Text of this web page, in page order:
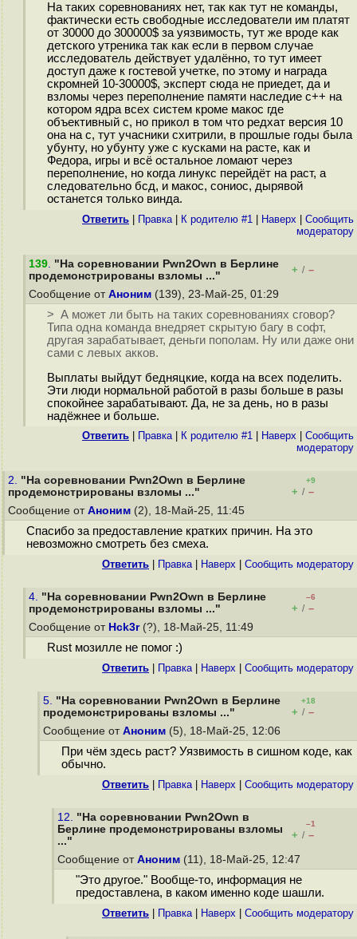
На таких соревнованиях нет, так как тут не команды,
фактически есть свободные исследователи им платят
от 30000 до 300000$ за уязвимость, тут же вроде как
детского утреника так как если в первом случае
исследователь действует удалённо, то тут имеет
доступ даже к гостевой учетке, по этому и награда
скромней 10-30000$, эксперт сюда не приедет, да и
взломы через переполнение памяти наследие с++ на
котором ядра всех систем кроме макос где
объективный с, но прикол в том что редхат версия 10
она на с, тут учасники схитрили, в прошлые годы была
убунту, но убунту уже с кусками на расте, как и
Федора, игры и всё остальное ломают через
переполнение, но когда линукс перейдёт на раст, а
следовательно бсд, и макос, сониос, дырявой
останется только винда.
Ответить Правка| К родителю #1 Наверх
Cообщить
модератору
139. "На соревновании Pwn2Own в Берлине
продемонстрированы взломы ..."
+ / –
Сообщение от Аноним (139), 23-Май-25, 01:29
> А может ли быть на таких соревнованиях сговор?
Типа одна команда внедряет скрытую багу в софт,
другая зарабатывает, деньги пополам. Ну или даже они
сами с левых акков.
Выплаты выйдут бедняцкие, когда на всех поделить.
Эти люди нормальной работой в разы больше в разы
спокойнее зарабатывают. Да, не за день, но в разы
надёжнее и больше.
Ответить Правка| К родителю #1 Наверх
Cообщить
модератору
2. "На соревновании Pwn2Own в Берлине
продемонстрированы взломы ..."
+9
+ / –
Сообщение от Аноним (2), 18-Май-25, 11:45
Спасибо за предоставление кратких причин. На это
невозможно смотреть без смеха.
Ответить Правка| Наверх Cообщить модератору
4. "На соревновании Pwn2Own в Берлине
продемонстрированы взломы ..."
–6
+ / –
Сообщение от Hck3r(?), 18-Май-25, 11:49
Rust мозилле не помог :)
Ответить Правка| Наверх Cообщить модератору
5. "На соревновании Pwn2Own в Берлине
продемонстрированы взломы ..."
+18
+ / –
Сообщение от Аноним (5), 18-Май-25, 12:06
При чём здесь раст? Уязвимость в сишном коде, как
обычно.
Ответить Правка| Наверх Cообщить модератору
12. "На соревновании Pwn2Own в
Берлине продемонстрированы взломы
..."
–1
+ / –
Сообщение от Аноним (11), 18-Май-25, 12:47
"Это другое." Вообще-то, информация не
предоставлена, в каком именно коде шашли.
Ответить Правка| Наверх Cообщить модератору